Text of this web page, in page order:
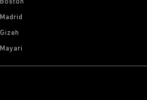
Boston
Madrid
Gizeh
Mayari